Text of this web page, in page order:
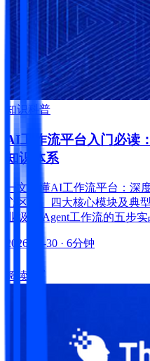
知识科普
AI工作流平台入门必读
知识体系
一文搞懂AI工作流平台：深
心区别、四大核心模块及典
业级AI Agent工作流的五步实
2026-07-30 · 6分钟
阅读